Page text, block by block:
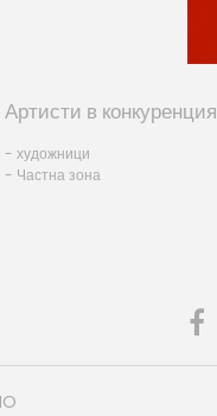
Артисти в конкуренция
- художници
- Частна зона